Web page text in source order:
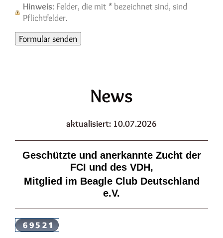
Hinweis : Felder, die mit * bezeichnet sind, sind
Pflichtfelder.
News
aktualisiert: 10.07.2026
Geschützte und anerkannte Zucht der
FCI und des VDH,
Mitglied im Beagle Club Deutschland
e.V.​